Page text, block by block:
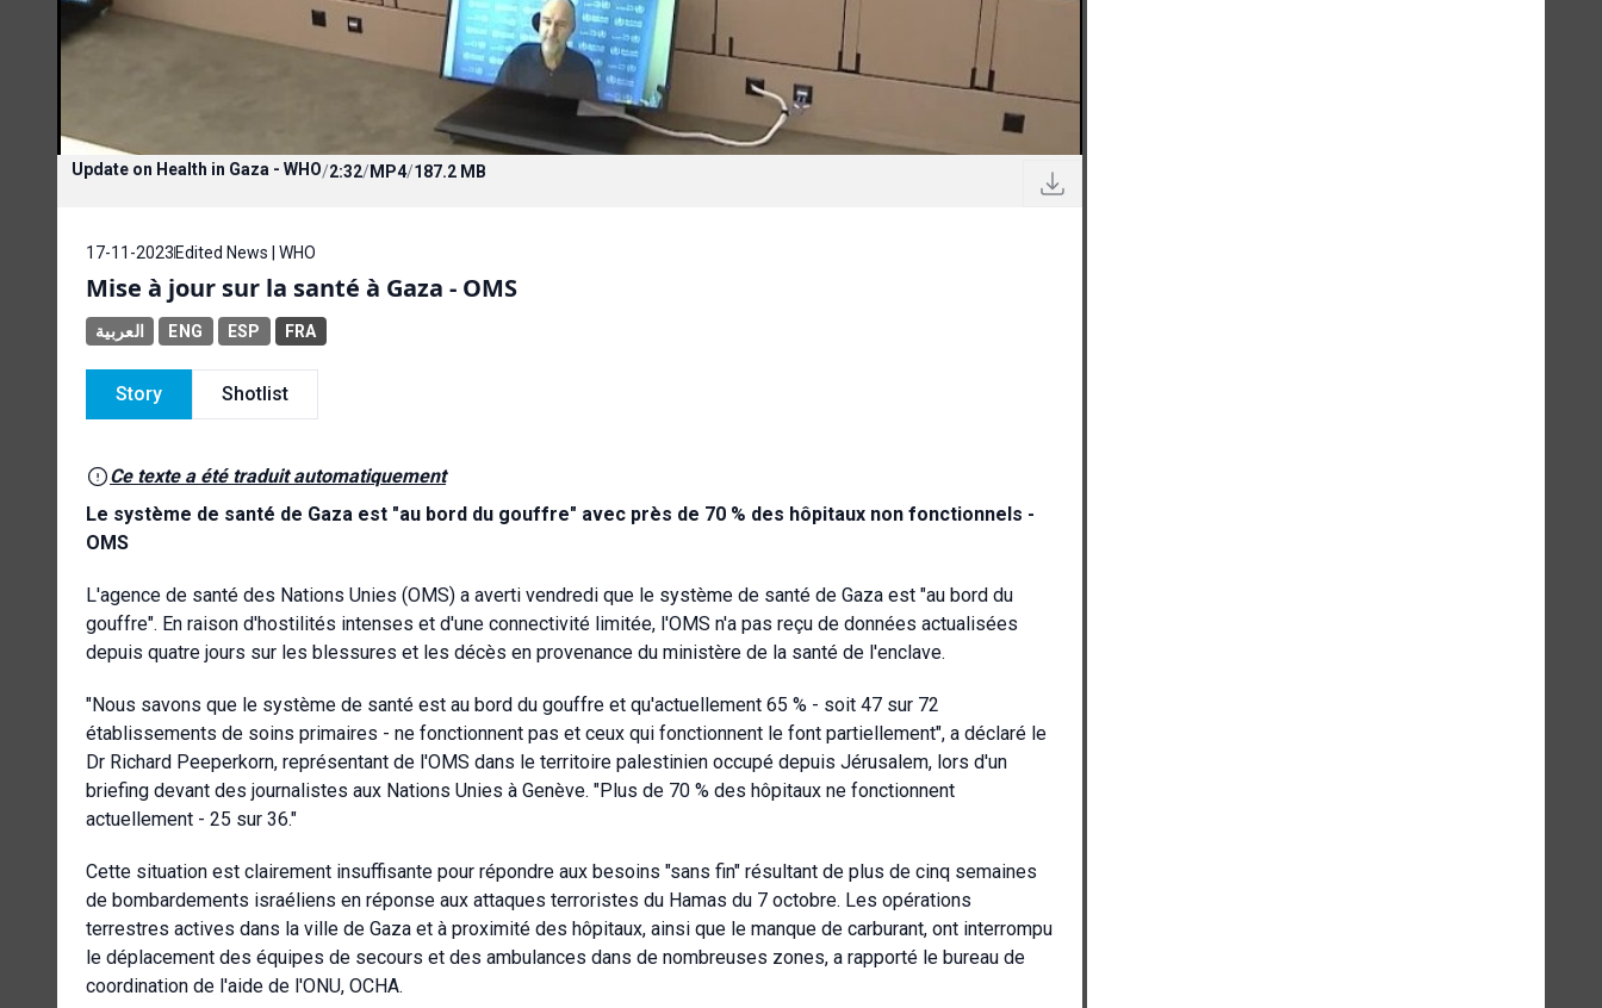
Update on Health in Gaza - WHO/2:32/MP4/187.2 MB
17-11-2023 Edited News | WHO
Mise à jour sur la santé à Gaza - OMS
العربية ENG ESP FRA
Story Shotlist
Ce texte a été traduit automatiquement
Le système de santé de Gaza est "au bord du gouffre" avec près de 70 % des hôpitaux non fonctionnels -
OMS
L'agence de santé des Nations Unies (OMS) a averti vendredi que le système de santé de Gaza est "au bord du
gouffre". En raison d'hostilités intenses et d'une connectivité limitée, l'OMS n'a pas reçu de données actualisées
depuis quatre jours sur les blessures et les décès en provenance du ministère de la santé de l'enclave.
"Nous savons que le système de santé est au bord du gouffre et qu'actuellement 65 % - soit 47 sur 72
établissements de soins primaires - ne fonctionnent pas et ceux qui fonctionnent le font partiellement", a déclaré le
Dr Richard Peeperkorn, représentant de l'OMS dans le territoire palestinien occupé depuis Jérusalem, lors d'un
briefing devant des journalistes aux Nations Unies à Genève. "Plus de 70 % des hôpitaux ne fonctionnent
actuellement - 25 sur 36."
Cette situation est clairement insuffisante pour répondre aux besoins "sans fin" résultant de plus de cinq semaines
de bombardements israéliens en réponse aux attaques terroristes du Hamas du 7 octobre. Les opérations
terrestres actives dans la ville de Gaza et à proximité des hôpitaux, ainsi que le manque de carburant, ont interrompu
le déplacement des équipes de secours et des ambulances dans de nombreuses zones, a rapporté le bureau de
coordination de l'aide de l'ONU, OCHA.